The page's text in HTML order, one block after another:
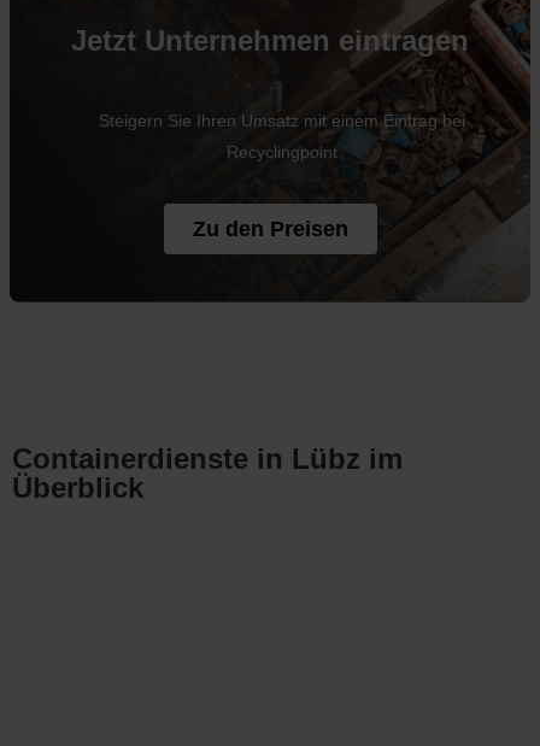
Jetzt Unternehmen eintragen
Steigern Sie Ihren Umsatz mit einem Eintrag bei
Recyclingpoint
Zu den Preisen
Containerdienste in Lübz im
Überblick